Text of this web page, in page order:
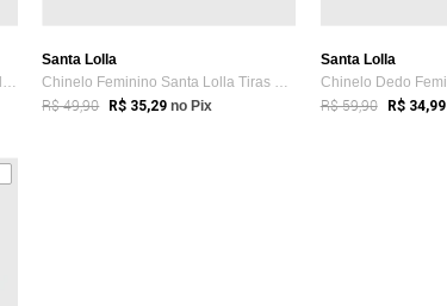
Chinelo Feminino Santa Lolla Tira Slim Preto
Santa Lolla
Chinelo Feminino Santa Lolla Tiras Verde
R$ 49,90 R$ 35,29 no Pix
Santa Lolla
R$ 59,90 R$ 34,99